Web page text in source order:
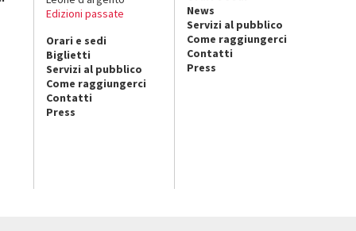
Edizioni passate
Orari e sedi
Biglietti
Servizi al pubblico
Come raggiungerci
Contatti
Press
News
Servizi al pubblico
Come raggiungerci
Contatti
Press